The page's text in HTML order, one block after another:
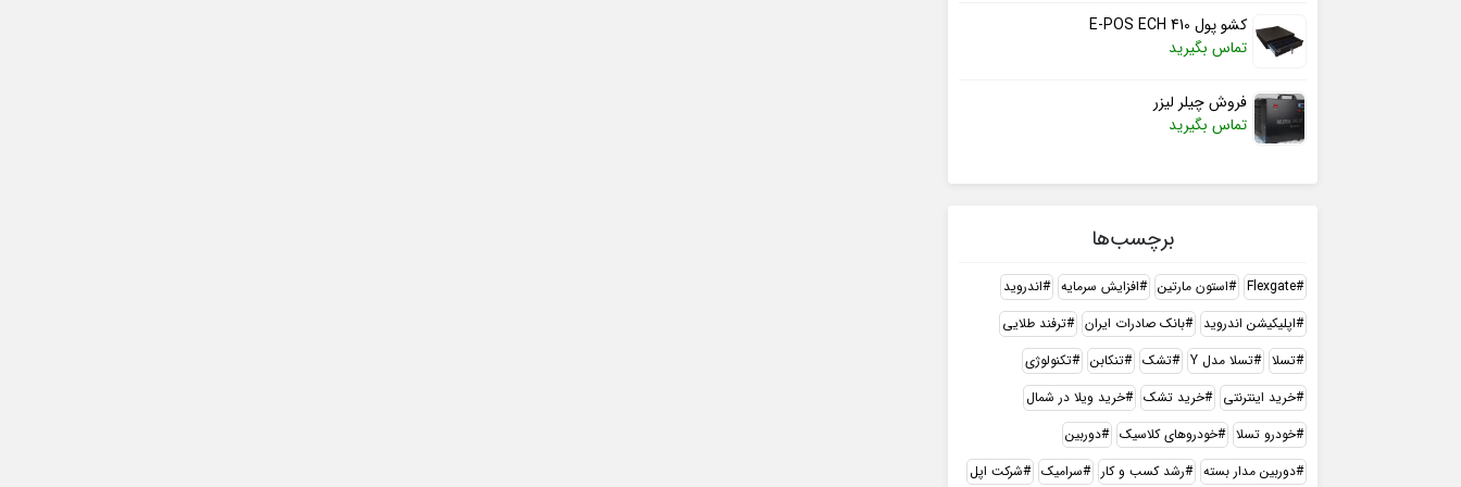
کشو پول E-POS ECH 410
تماس بگیرید
فروش چیلر لیزر
تماس بگیرید
برچسب‌ها
Flexgate استون مارتین افزایش سرمایه
اندروید
اپلیکیشن اندروید
بانک صادرات ایران
ترفند طلایی
تسلا
تسلا مدل Y تشک تنکابن
تکنولوژی
خرید اینترنتی
خرید تشک
خرید ویلا در شمال
خودرو تسلا
خودروهای کلاسیک
دوربین
دوربین مدار بسته
رشد کسب و کار سرامیک شرکت اپل